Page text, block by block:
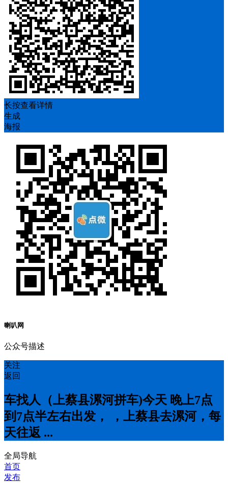
长按查看详情
生成
海报
喇叭网
公众号描述
关注
返回
车找人（上蔡县漯河拼车)今天 晚上7点
到7点半左右出发， ，上蔡县去漯河，每
天往返 ...
全局导航
首页
发布